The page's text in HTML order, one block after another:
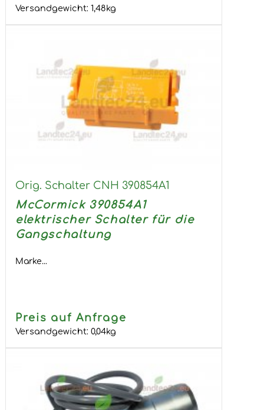
Versandgewicht: 1,48kg
Orig. Schalter CNH 390854A1
McCormick 390854A1
elektrischer Schalter für die
Gangschaltung
Marke...
Preis auf Anfrage
Versandgewicht: 0,04kg